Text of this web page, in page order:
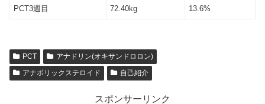
PCT3週目 72.40kg 13.6%
PCT
アナドリン(オキサンドロロン)
アナボリックステロイド
自己紹介
スポンサーリンク